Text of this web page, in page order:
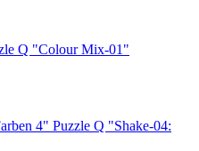
Q "Colour Mix-01"
Puzzle Q "Shake-04: